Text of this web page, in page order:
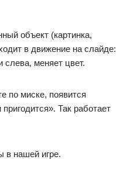
объект (картинка,
в движение на слайде:
слева, меняет цвет.
по миске, появится
Так работает
в нашей игре.